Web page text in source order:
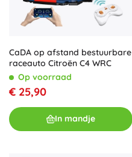
CaDA op afstand bestuurbare
raceauto Citroën C4 WRC
Op voorraad
€ 25,90
In mandje